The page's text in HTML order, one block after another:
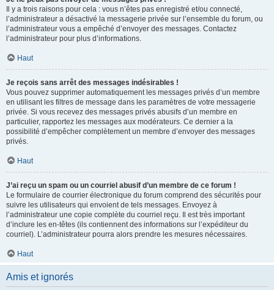
Il y a trois raisons pour cela : vous n’êtes pas enregistré et/ou connecté,
l’administrateur a désactivé la messagerie privée sur l’ensemble du forum, ou
l’administrateur vous a empêché d’envoyer des messages. Contactez
l’administrateur pour plus d’informations.
Haut
Je reçois sans arrêt des messages indésirables !
Vous pouvez supprimer automatiquement les messages privés d’un membre
en utilisant les filtres de message dans les paramètres de votre messagerie
privée. Si vous recevez des messages privés abusifs d’un membre en
particulier, rapportez les messages aux modérateurs. Ce dernier a la
possibilité d’empêcher complètement un membre d’envoyer des messages
privés.
Haut
J’ai reçu un spam ou un courriel abusif d’un membre de ce forum !
Le formulaire de courrier électronique du forum comprend des sécurités pour
suivre les utilisateurs qui envoient de tels messages. Envoyez à
l’administrateur une copie complète du courriel reçu. Il est très important
d’inclure les en-têtes (ils contiennent des informations sur l’expéditeur du
courriel). L’administrateur pourra alors prendre les mesures nécessaires.
Haut
Amis et ignorés